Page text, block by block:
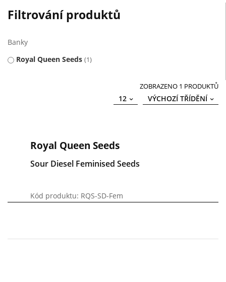
Filtrování produktů
Banky
Royal Queen Seeds 1
ZOBRAZENO 1 PRODUKTŮ
VÝCHOZÍ TŘÍDĚNÍ
12
Royal Queen Seeds
Sour Diesel Feminised Seeds
Kód produktu: RQS-SD-Fem